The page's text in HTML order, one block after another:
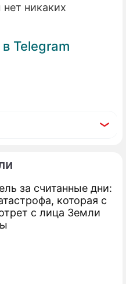
за считанные дни:
которая с
с лица Земли
никаких
Telegram
договора СНГ
в ООН
провокации